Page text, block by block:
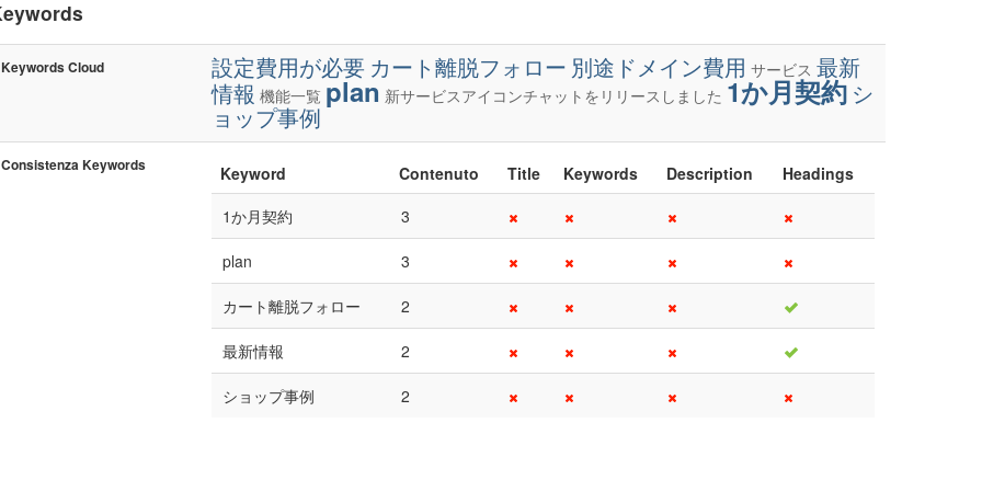
Keywords Cloud 設定費用が必要 カート離脱フォロー 別途ドメイン費用 サービス 最新
情報 機能一覧 plan 新サービスアイコンチャットをリリースしました 1か月契約 シ
ョップ事例
Consistenza Keywords Keyword Contenuto Title Keywords Description
Headings
1か月契約
3
plan 3
カート離脱フォロー 2
最新情報 2
ショップ事例 2